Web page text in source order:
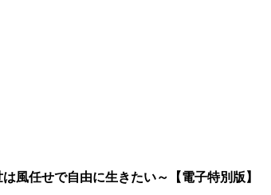
風任せで自由に生きたい～【電子特別版】